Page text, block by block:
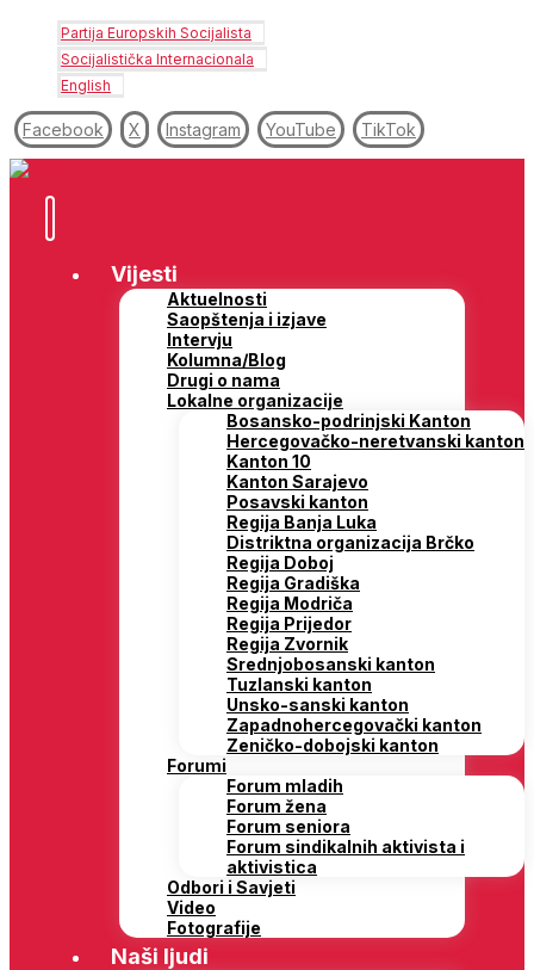
Partija Europskih Socijalista
Socijalistička Internacionala
English
Facebook X Instagram YouTube TikTok
Vijesti
Aktuelnosti
Saopštenja i izjave
Intervju
Kolumna/Blog
Drugi o nama
Lokalne organizacije
Bosansko-podrinjski Kanton
Hercegovačko-neretvanski kanton
Kanton 10
Kanton Sarajevo
Posavski kanton
Regija Banja Luka
Distriktna organizacija Brčko
Regija Doboj
Regija Gradiška
Regija Modriča
Regija Prijedor
Regija Zvornik
Srednjobosanski kanton
Tuzlanski kanton
Unsko-sanski kanton
Zapadnohercegovački kanton
Zeničko-dobojski kanton
Forumi
Forum mladih
Forum žena
Forum seniora
Forum sindikalnih aktivista i
aktivistica
Odbori i Savjeti
Video
Fotografije
Naši ljudi